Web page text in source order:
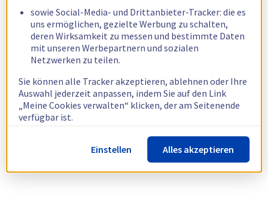
sowie Social-Media- und Drittanbieter-Tracker: die es
uns ermöglichen, gezielte Werbung zu schalten,
deren Wirksamkeit zu messen und bestimmte Daten
mit unseren Werbepartnern und sozialen
Netzwerken zu teilen.
Sie können alle Tracker akzeptieren, ablehnen oder Ihre
Auswahl jederzeit anpassen, indem Sie auf den Link
„Meine Cookies verwalten“ klicken, der am Seitenende
verfügbar ist.
Weitere Informationen finden Sie in unsererRichtlinie
zur Verwendung von Cookies.
Einstellen Alles akzeptieren